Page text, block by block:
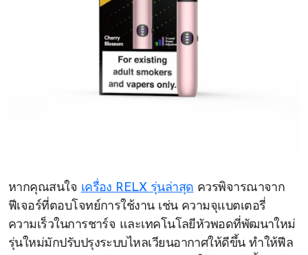
หากคุณสนใจ เครื่อง RELX รุ่นล่าสุด ควรพิจารณาจาก
ฟีเจอร์ที่ตอบโจทย์การใช้งาน เช่น ความจุแบตเตอรี่
ความเร็วในการชาร์จ และเทคโนโลยีหัวพอดที่พัฒนาใหม่
รุ่นใหม่มักปรับปรุงระบบไหลเวียนอากาศให้ดีขึ้น ทำให้ฟีล